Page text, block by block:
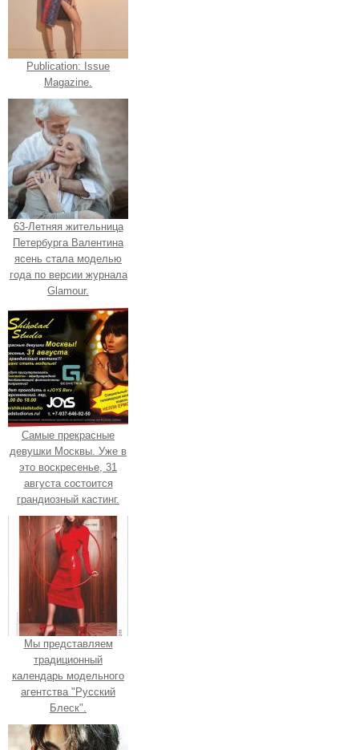
Publication: Issue
Magazine.
63-Летняя жительница
Петербурга Валентина
ясень стала моделью
года по версии журнала
Glamour.
Самые прекрасные
девушки Москвы. Уже в
это воскресенье, 31
августа состоится
грандиозный кастинг.
Мы представляем
традиционный
календарь модельного
агентства "Русский
Блеск".